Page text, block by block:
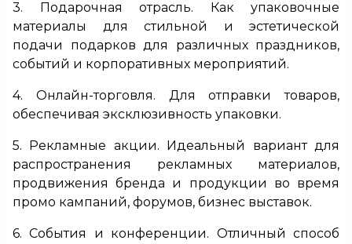
3. Подарочная отрасль. Как упаковочные
материалы для стильной и эстетической
подачи подарков для различных праздников,
событий и корпоративных мероприятий.
4. Онлайн-торговля. Для отправки товаров,
обеспечивая эксклюзивность упаковки.
5. Рекламные акции. Идеальный вариант для
распространения рекламных материалов,
продвижения бренда и продукции во время
промо кампаний, форумов, бизнес выставок.
6. События и конференции. Отличный способ